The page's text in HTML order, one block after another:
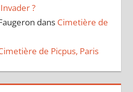
?
dans Cimetière de
de Picpus, Paris